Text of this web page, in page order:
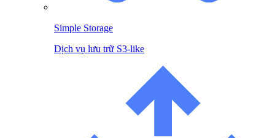
Simple Storage
Dịch vụ lưu trữ S3-like